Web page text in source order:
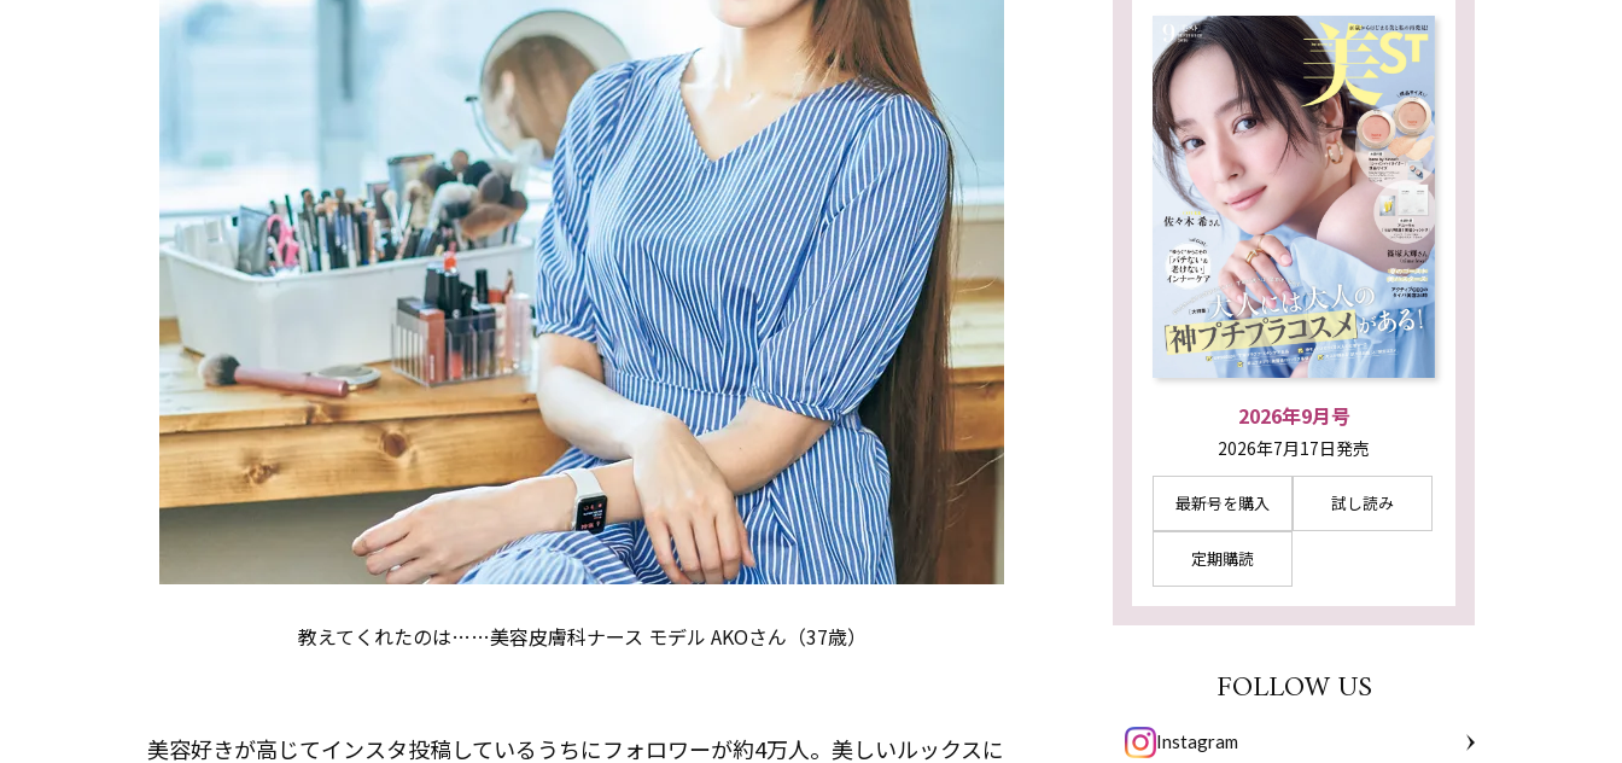
教えてくれたのは……美容皮膚科ナース モデル AKOさん（37歳）
美容好きが高じてインスタ投稿しているうちにフォロワーが約4万人。美しいルックスに
2026年9月号
2026年7月17日発売
最新号を購入 試し読み
定期購読
FOLLOW US
Instagram